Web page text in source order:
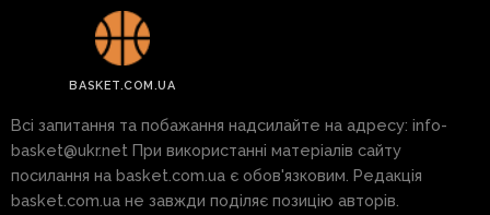
BASKET.COM.UA
Всі запитання та побажання надсилайте на адресу: info-
basket@ukr.netПри використанні матеріалів сайту
посилання на basket.com.ua є обов'язковим. Редакція
basket.com.ua не завжди поділяє позицію авторів.